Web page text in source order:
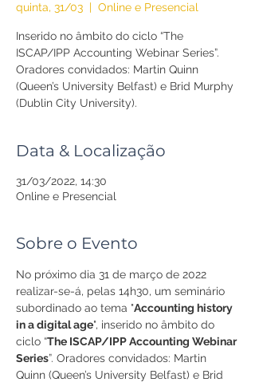
quinta, 31/03
  |
Online e Presencial
Inserido no âmbito do ciclo “The
ISCAP/IPP Accounting Webinar Series”.
Oradores convidados: Martin Quinn
(Queen’s University Belfast) e Brid Murphy
(Dublin City University).
Data & Localização
31/03/2022, 14:30
Online e Presencial
Sobre o Evento
No próximo dia 31 de março de 2022
realizar-se-á, pelas 14h30, um seminário
subordinado ao tema "Accounting history
in a digital age", inserido no âmbito do
ciclo “The ISCAP/IPP Accounting Webinar
Series”. Oradores convidados: Martin
Quinn (Queen’s University Belfast) e Brid